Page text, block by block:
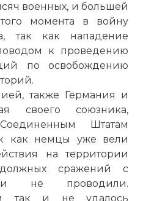
военных, и большей
момента в войну
так как нападение
к проведению
по освобождению
также Германия и
своего союзника,
Штатам
как немцы уже вели
на территории
сражений с
не проводили.
так и не удалось